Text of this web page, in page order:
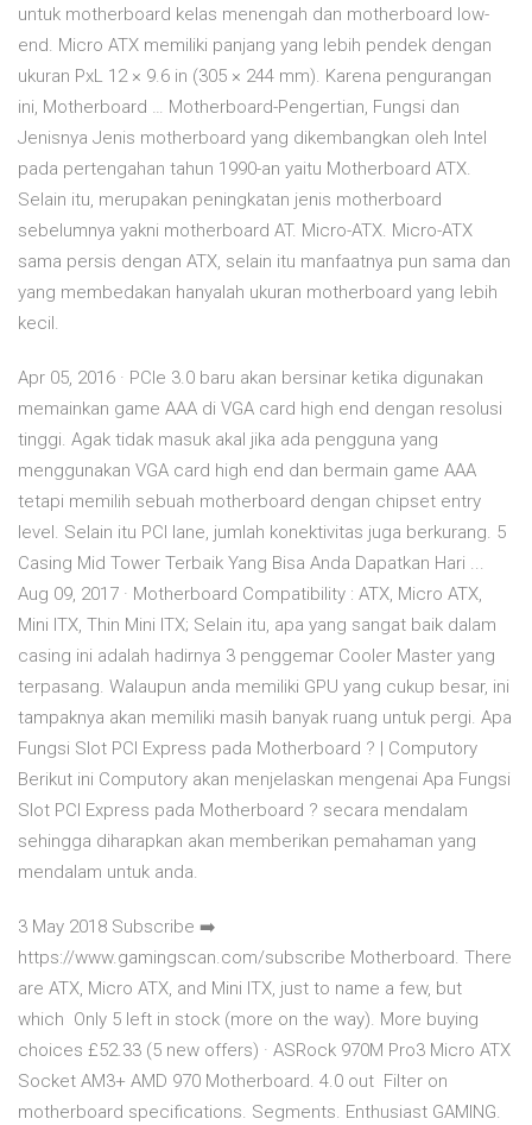
untuk motherboard kelas menengah dan motherboard low-
end. Micro ATX memiliki panjang yang lebih pendek dengan
ukuran PxL 12 × 9.6 in (305 × 244 mm). Karena pengurangan
ini, Motherboard … Motherboard-Pengertian, Fungsi dan
Jenisnya Jenis motherboard yang dikembangkan oleh Intel
pada pertengahan tahun 1990-an yaitu Motherboard ATX.
Selain itu, merupakan peningkatan jenis motherboard
sebelumnya yakni motherboard AT. Micro-ATX. Micro-ATX
sama persis dengan ATX, selain itu manfaatnya pun sama dan
yang membedakan hanyalah ukuran motherboard yang lebih
kecil.
Apr 05, 2016 · PCIe 3.0 baru akan bersinar ketika digunakan
memainkan game AAA di VGA card high end dengan resolusi
tinggi. Agak tidak masuk akal jika ada pengguna yang
menggunakan VGA card high end dan bermain game AAA
tetapi memilih sebuah motherboard dengan chipset entry
level. Selain itu PCI lane, jumlah konektivitas juga berkurang. 5
Casing Mid Tower Terbaik Yang Bisa Anda Dapatkan Hari ...
Aug 09, 2017 · Motherboard Compatibility : ATX, Micro ATX,
Mini ITX, Thin Mini ITX; Selain itu, apa yang sangat baik dalam
casing ini adalah hadirnya 3 penggemar Cooler Master yang
terpasang. Walaupun anda memiliki GPU yang cukup besar, ini
tampaknya akan memiliki masih banyak ruang untuk pergi. Apa
Fungsi Slot PCI Express pada Motherboard ? | Computory
Berikut ini Computory akan menjelaskan mengenai Apa Fungsi
Slot PCI Express pada Motherboard ? secara mendalam
sehingga diharapkan akan memberikan pemahaman yang
mendalam untuk anda.
3 May 2018 Subscribe ➡️
https://www.gamingscan.com/subscribe Motherboard. There
are ATX, Micro ATX, and Mini ITX, just to name a few, but
which Only 5 left in stock (more on the way). More buying
choices £52.33 (5 new offers) · ASRock 970M Pro3 Micro ATX
Socket AM3+ AMD 970 Motherboard. 4.0 out Filter on
motherboard specifications. Segments. Enthusiast GAMING.